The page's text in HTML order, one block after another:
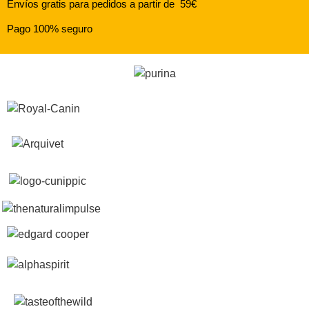
Envíos gratis para pedidos a partir de 59€
Pago 100% seguro